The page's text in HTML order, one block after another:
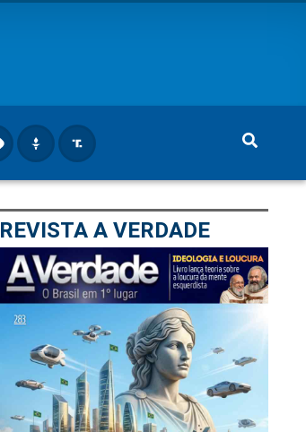
REVISTA A VERDADE